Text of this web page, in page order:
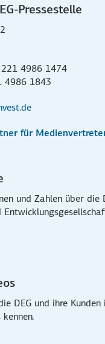
Pressestelle
4986 1474
4986 1843
für
und Zahlen über die
DEG und ihre Kunden